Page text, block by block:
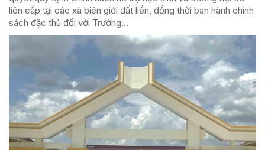
liên cấp tại các xã biên giới đất liền, đồng thời ban hành chính
sách đặc thù đối với Trường...